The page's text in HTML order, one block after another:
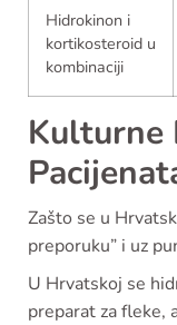
Hidrokinon i
kortikosteroid u
kombinaciji
Kulturne
Zašto se u
preporuku” i uz
U Hrvatskoj se
preparat za fleke,